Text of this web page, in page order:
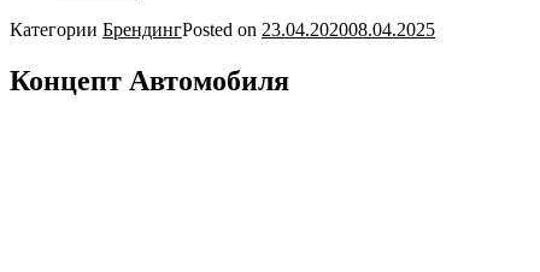
Категории БрендингPosted on 23.04.202008.04.2025
Концепт Автомобиля